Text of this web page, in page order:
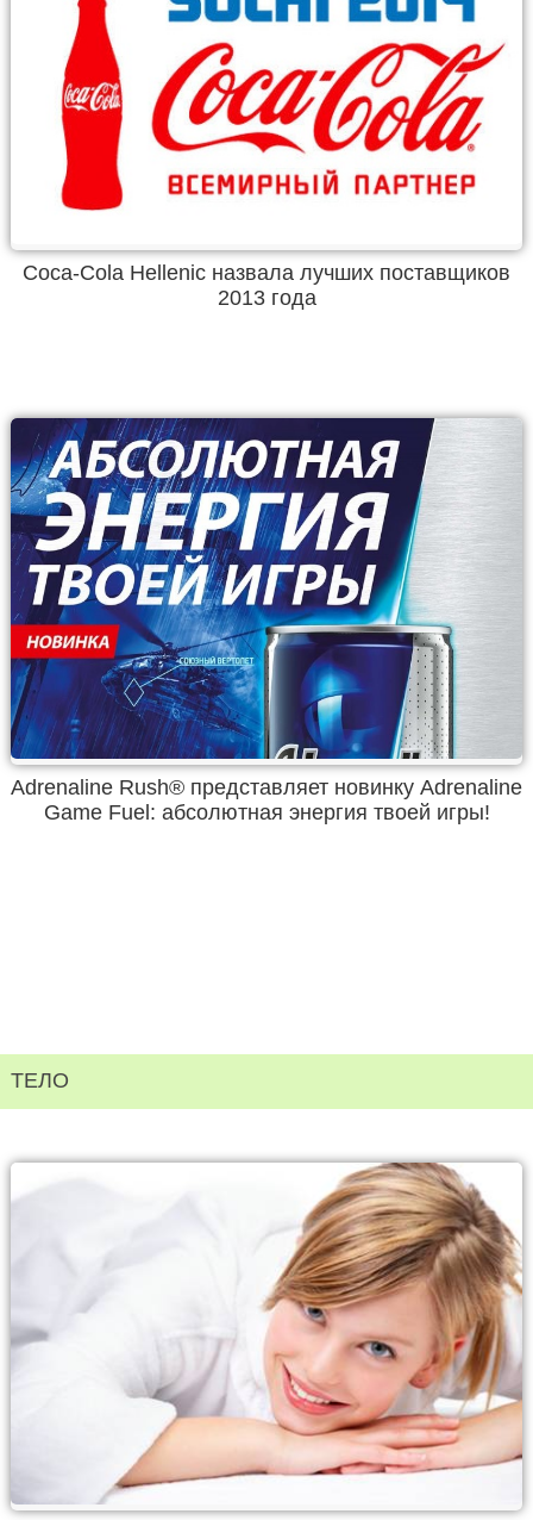
Coca-Cola Hellenic назвала лучших поставщиков
2013 года
Adrenaline Rush® представляет новинку Adrenaline
Game Fuel: абсолютная энергия твоей игры!
ТЕЛО